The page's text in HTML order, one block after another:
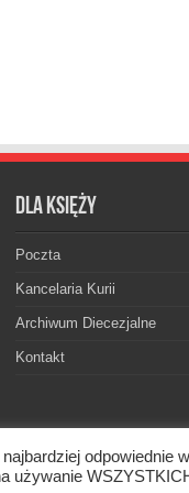
Dla księży
Poczta
Kancelaria Kurii
Archiwum Diecezjalne
Kontakt
Wszelkie prawa
odpowiednie
używanie